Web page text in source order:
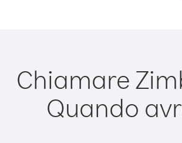
Chiamare
Quando